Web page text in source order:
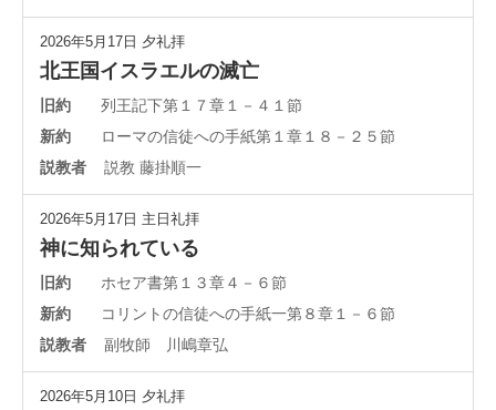
2026年5月17日 夕礼拝
北王国イスラエルの滅亡
旧約
列王記下第１７章１－４１節
新約
ローマの信徒への手紙第１章１８－２５節
説教者
説教 藤掛順一
2026年5月17日 主日礼拝
神に知られている
旧約
ホセア書第１３章４－６節
新約
コリントの信徒への手紙一第８章１－６節
説教者
副牧師 川嶋章弘
2026年5月10日 夕礼拝